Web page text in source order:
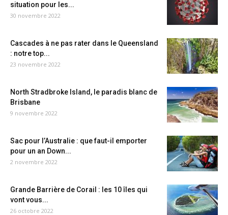
situation pour les...
30 novembre 2022
Cascades à ne pas rater dans le Queensland
: notre top...
23 novembre 2022
North Stradbroke Island, le paradis blanc de
Brisbane
9 novembre 2022
Sac pour l’Australie : que faut-il emporter
pour un an Down...
2 novembre 2022
Grande Barrière de Corail : les 10 îles qui
vont vous...
26 octobre 2022